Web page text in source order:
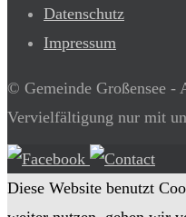
Datenschutz
Impressum
© Gemeinde Großensee -
Vervielfältigung nur mit
Diese Website benutzt